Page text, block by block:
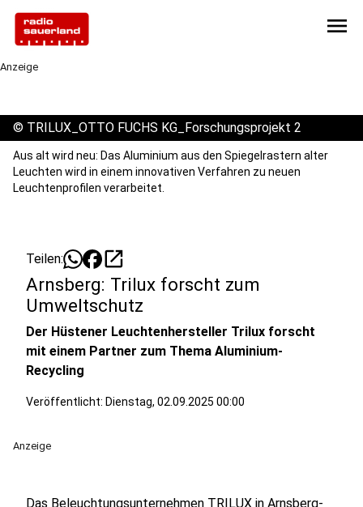
menu
Anzeige
© TRILUX_OTTO FUCHS KG_Forschungsprojekt 2
Aus alt wird neu: Das Aluminium aus den Spiegelrastern alter
Leuchten wird in einem innovativen Verfahren zu neuen
Leuchtenprofilen verarbeitet.
Teilen: open_in_new
Arnsberg: Trilux forscht zum
Umweltschutz
Der Hüstener Leuchtenhersteller Trilux forscht
mit einem Partner zum Thema Aluminium-
Recycling
Veröffentlicht: Dienstag, 02.09.2025 00:00
Anzeige
Das Beleuchtungsunternehmen TRILUX in Arnsberg-